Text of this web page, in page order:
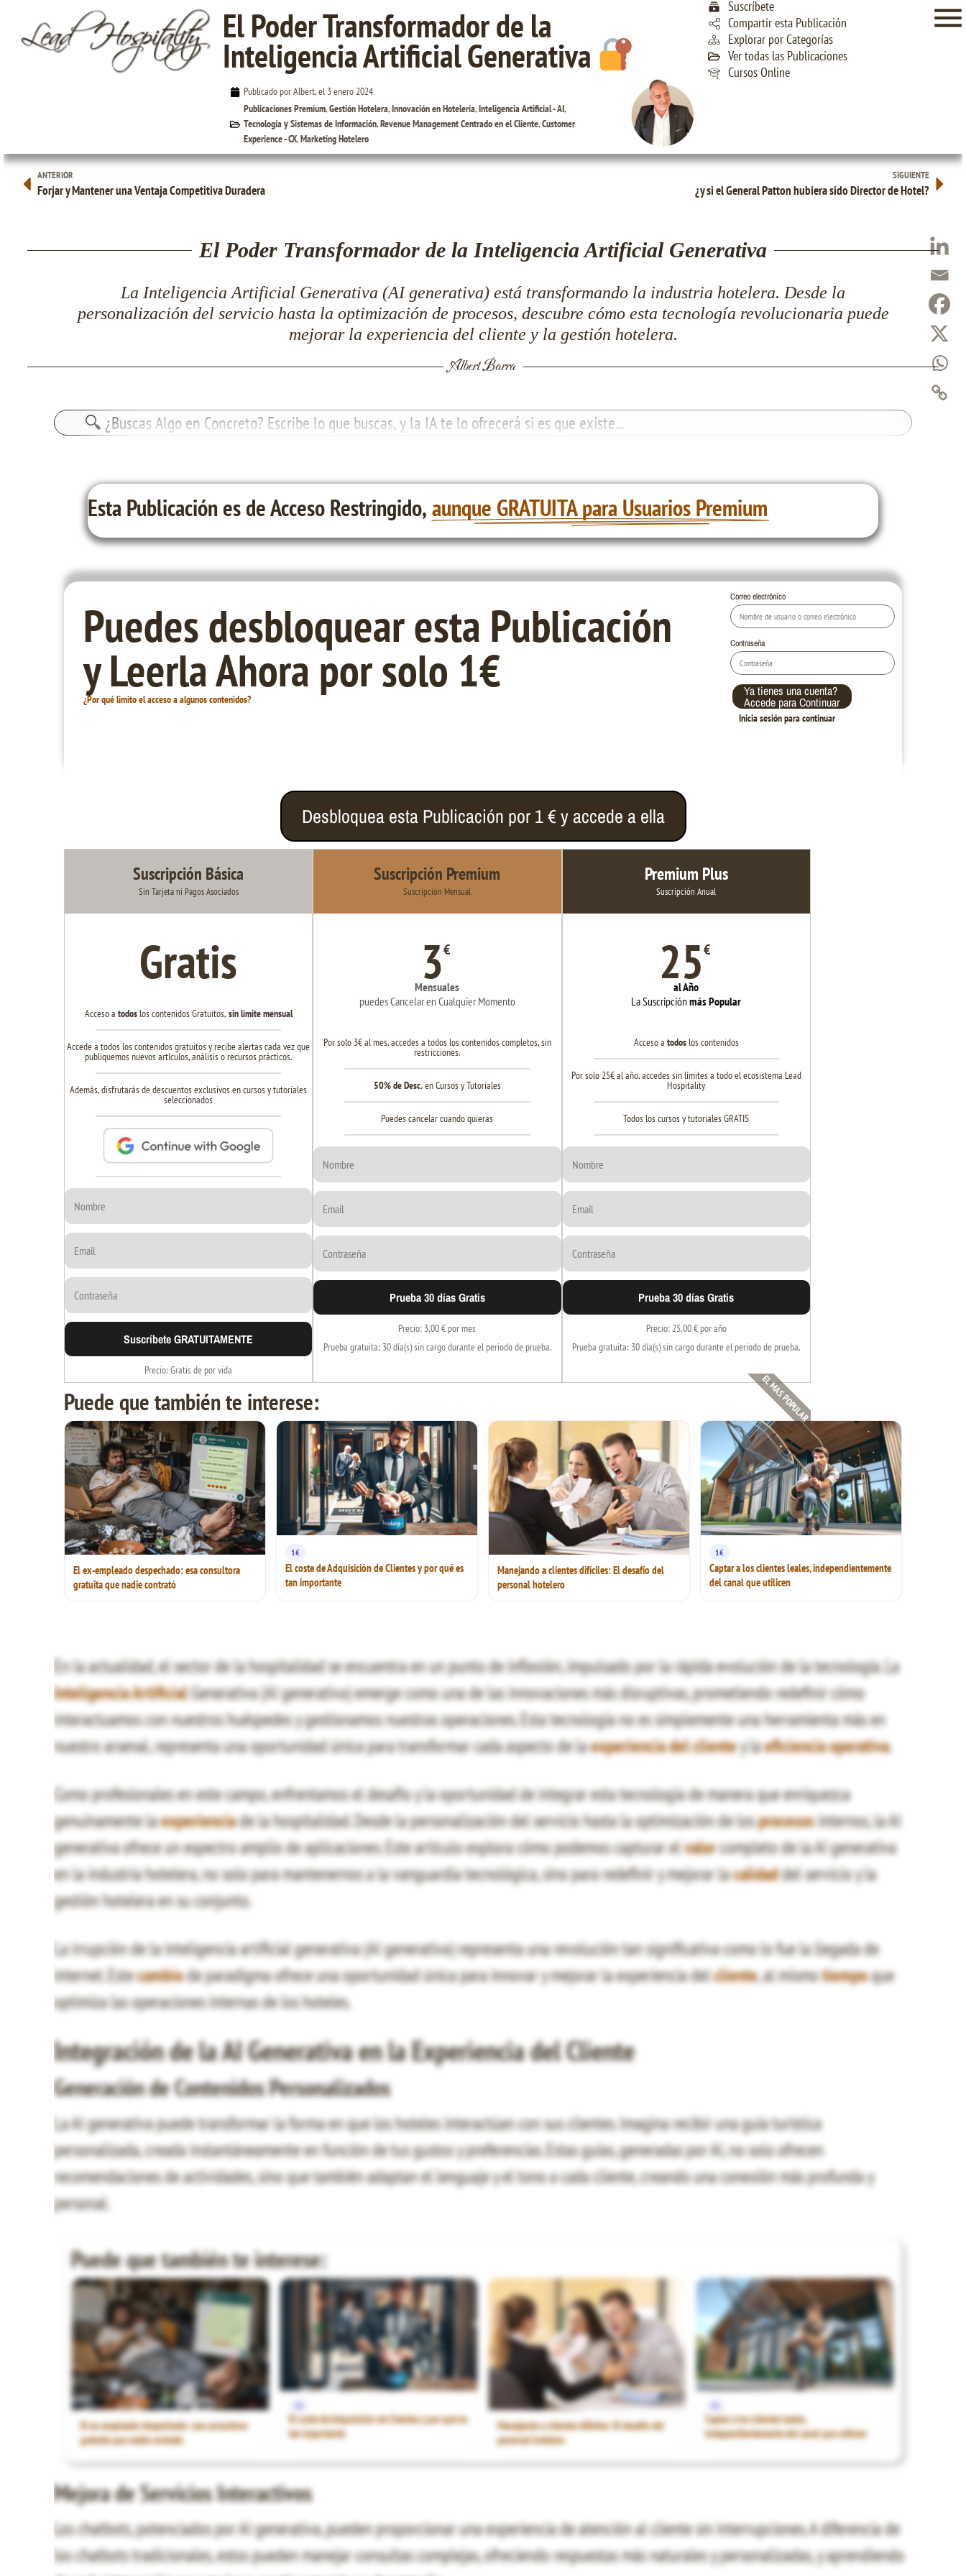
El Poder Transformador de la
Inteligencia Artificial Generativa
Publicado por Albert, el 3 enero 2024
Publicaciones Premium,Gestión Hotelera,Innovación en Hotelería,Inteligencia Artificial - AI,
Tecnología y Sistemas de Información,Revenue Management Centrado en el Cliente,Customer
Experience - CX,Marketing Hotelero
Suscríbete
Compartir esta Publicación
Explorar por Categorías
Ver todas las Publicaciones
Cursos Online
ANTERIOR
Forjar y Mantener una Ventaja Competitiva Duradera
SIGUIENTE
¿y si el General Patton hubiera sido Director de Hotel?
El Poder Transformador de la Inteligencia Artificial Generativa
La Inteligencia Artificial Generativa (AI generativa) está transformando la industria hotelera. Desde la
personalización del servicio hasta la optimización de procesos, descubre cómo esta tecnología revolucionaria puede
mejorar la experiencia del cliente y la gestión hotelera.
Albert Barra
Buscar:
Esta Publicación es de Acceso Restringido,aunque GRATUITA para Usuarios Premium
Puedes desbloquear esta Publicación
y Leerla Ahora por solo 1€
¿Por qué limito el acceso a algunos contenidos?
Correo electrónico
Contraseña
Ya tienes una cuenta?
Accede para Continuar
Inicia sesión para continuar
Desbloquea esta Publicación por 1 € y accede a ella
Suscripción Básica
Sin Tarjeta ni Pagos Asociados
Gratis
Acceso a todoslos contenidos Gratuitos, sin límite mensual
Accede a todos los contenidos gratuitos y recibe alertas cada vez que
publiquemos nuevos artículos, análisis o recursos prácticos.
Además, disfrutarás de descuentos exclusivos en cursos y tutoriales
seleccionados
Suscríbete GRATUITAMENTE
Precio: Gratis de por vida
Suscripción Premium
Suscripción Mensual
3€
Mensuales
puedes Cancelar en Cualquier Momento
Por solo 3€ al mes, accedes a todos los contenidos completos, sin
restricciones.
50% de Desc.en Cursos y Tutoriales
Puedes cancelar cuando quieras
Prueba 30 días Gratis
Precio: 3,00 € por mes
Prueba gratuita: 30 día(s) sin cargo durante el periodo de prueba.
Premium Plus
Suscripción Anual
25€
al Año
La Suscripciónmás Popular
Acceso a todoslos contenidos
Por solo 25€ al año, accedes sin límites a todo el ecosistema Lead
Hospitality
Todos los cursos y tutoriales GRATIS
Prueba 30 días Gratis
Precio: 25,00 € por año
Prueba gratuita: 30 día(s) sin cargo durante el periodo de prueba.
EL MAS POPULAR
Puede que también te interese:
El ex-empleado despechado: esa consultora
gratuita que nadie contrató
1€
El coste de Adquisición de Clientes y por qué es
tan importante
Manejando a clientes difíciles: El desafío del
personal hotelero
1€
Captar a los clientes leales, independientemente
del canal que utilicen
En la actualidad, el sector de la hospitalidad se encuentra en un punto de inflexión, impulsado por la rápida evolución de la tecnología. La
Inteligencia ArtificialGenerativa (AI generativa) emerge como una de las innovaciones más disruptivas, prometiendo redefinir cómo
interactuamos con nuestros huéspedes y gestionamos nuestras operaciones. Esta tecnología no es simplemente una herramienta más en
nuestro arsenal, representa una oportunidad única para transformar cada aspecto de laexperiencia del clientey laeficiencia operativa.
Como profesionales en este campo, enfrentamos el desafío y la oportunidad de integrar esta tecnología de manera que enriquezca
genuinamente laexperienciade la hospitalidad. Desde la personalización del servicio hasta la optimización de losprocesosinternos, la AI
generativa ofrece un espectro amplio de aplicaciones. Este artículo explora cómo podemos capturar elvalorcompleto de la AI generativa
en la industria hotelera, no solo para mantenernos a la vanguardia tecnológica, sino para redefinir y mejorar lacalidaddel servicio y la
gestión hotelera en su conjunto.
La irrupción de la inteligencia artificial generativa (AI generativa) representa una revolución tan significativa como lo fue la llegada de
internet. Estecambiode paradigma ofrece una oportunidad única para innovar y mejorar la experiencia delcliente, al mismotiempoque
optimiza las operaciones internas de los hoteles.
Integración de la AI Generativa en la Experiencia del Cliente
Generación de Contenidos Personalizados
La AI generativa puede transformar la forma en que los hoteles interactúan con sus clientes. Imagina recibir una guía turística
personalizada, creada instantáneamente en función de tus gustos y preferencias. Estas guías, generadas por AI, no solo ofrecen
recomendaciones de actividades, sino que también adaptan el lenguaje y el tono a cada cliente, creando una conexión más profunda y
personal.
Puede que también te interese:
El ex-empleado despechado: esa consultora
gratuita que nadie contrató
El coste de Adquisición de Clientes y por qué es
tan importante
Manejando a clientes difíciles: El desafío del
personal hotelero
Captar a los clientes leales,
independientemente del canal que utilicen
Mejora de Servicios Interactivos
Los chatbots, potenciados por AI generativa, pueden proporcionar una experiencia de atención al cliente sin interrupciones. A diferencia de
los chatbots tradicionales, estos pueden manejar consultas complejas, ofreciendo respuestas más naturales y personalizadas, y aprendiendo